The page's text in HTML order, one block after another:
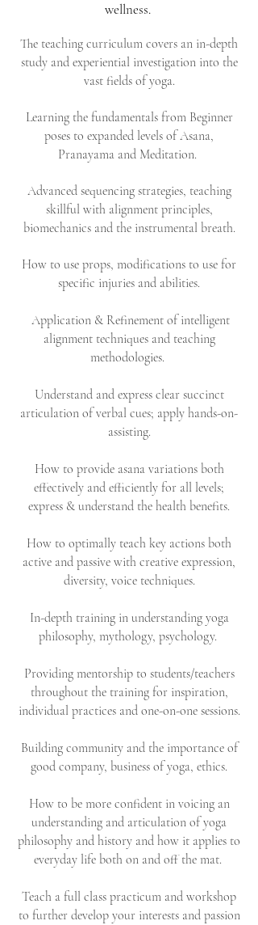
wellness.
The teaching curriculum covers an in-depth
study and experiential investigation into the
vast fields of yoga.
Learning the fundamentals from Beginner
poses to expanded levels of Asana,
Pranayama and Meditation.
Advanced sequencing strategies, teaching
skillful with alignment principles,
biomechanicsand the instrumental breath.
How to use props, modifications to use for
specific injuries and abilities.
Application & Refinement of intelligent
alignment techniques and teaching
methodologies.
Understand and express clear succinct
articulation of verbal cues; apply hands-on-
assisting.
How to provide asana variations both
effectively and efficiently for all levels;
express & understand the health benefits.
How to optimally teach key actions both
active and passive with creative expression,
diversity, voice techniques.
In-depth training in understanding yoga
philosophy, mythology, psychology.
Providing mentorship to students/teachers
throughout the training for inspiration,
individual practices and one-on-one sessions.
Building community and the importance of
good company, business of yoga, ethics.
How to be more confident in voicing an
understanding and articulation of yoga
philosophy and history and how it applies to
everyday life both on and off the mat.
Teach a full class practicum and workshop
to further develop your interests and passion